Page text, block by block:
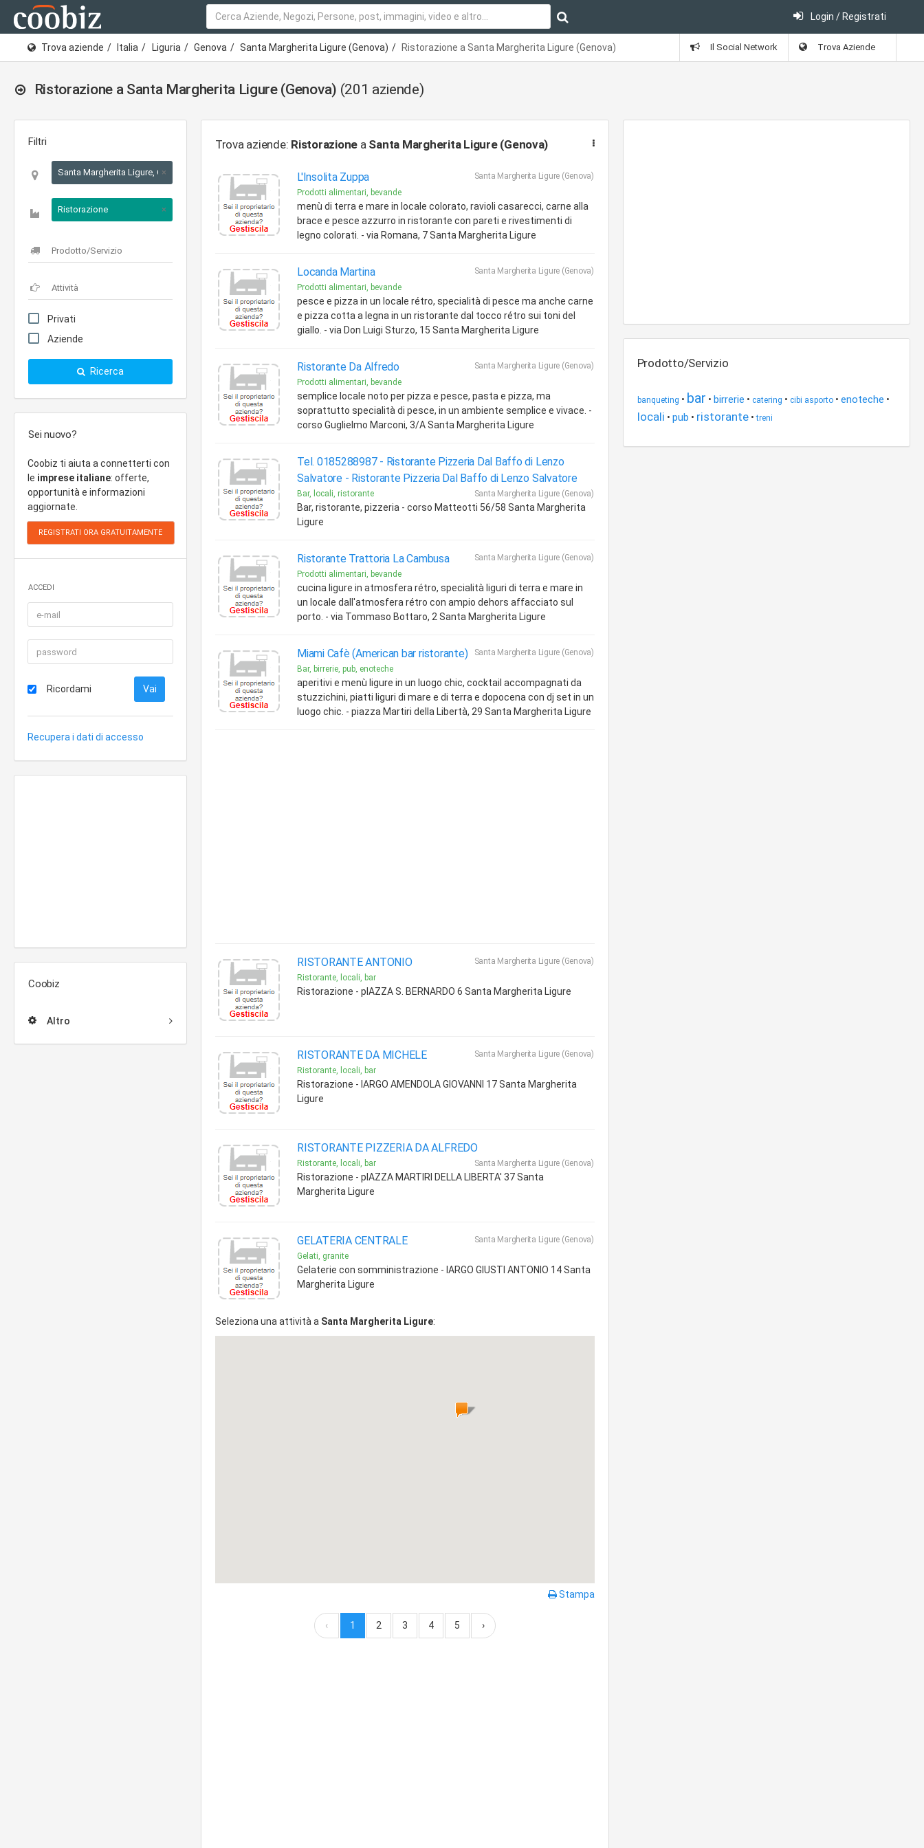
Login / Registrati
Trova aziende Italia Liguria Genova Santa Margherita Ligure (Genova) Ristorazione a Santa Margherita Ligure (Genova) Il Social Network Trova Aziende
Ristorazione a Santa Margherita Ligure (Genova) (201 aziende)
Filtri
Santa Margherita Ligure, Genova, Liguria
×
Ristorazione ×
Privati
Aziende
Ricerca
Sei nuovo?
Coobiz ti aiuta a connetterti con
le imprese italiane: offerte,
opportunità e informazioni
aggiornate.
ACCEDI
Ricordami
Recupera i dati di accesso
Coobiz
Altro
Trova aziende: Ristorazione a Santa Margherita Ligure (Genova)
L'Insolita Zuppa
Santa Margherita Ligure (Genova)
Prodotti alimentari, bevande
menù di terra e mare in locale colorato, ravioli casarecci, carne alla
brace e pesce azzurro in ristorante con pareti e rivestimenti di
legno colorati. - via Romana, 7 Santa Margherita Ligure
Locanda Martina
Santa Margherita Ligure (Genova)
Prodotti alimentari, bevande
pesce e pizza in un locale rétro, specialità di pesce ma anche carne
e pizza cotta a legna in un ristorante dal tocco rétro sui toni del
giallo. - via Don Luigi Sturzo, 15 Santa Margherita Ligure
Ristorante Da Alfredo
Santa Margherita Ligure (Genova)
Prodotti alimentari, bevande
semplice locale noto per pizza e pesce, pasta e pizza, ma
soprattutto specialità di pesce, in un ambiente semplice e vivace. -
corso Guglielmo Marconi, 3/A Santa Margherita Ligure
Tel. 0185288987 - Ristorante Pizzeria Dal Baffo di Lenzo
Salvatore - Ristorante Pizzeria Dal Baffo di Lenzo Salvatore
Santa Margherita Ligure (Genova)
Bar, locali, ristorante
Bar, ristorante, pizzeria - corso Matteotti 56/58 Santa Margherita
Ligure
Ristorante Trattoria La Cambusa
Santa Margherita Ligure (Genova)
Prodotti alimentari, bevande
cucina ligure in atmosfera rétro, specialità liguri di terra e mare in
un locale dall'atmosfera rétro con ampio dehors affacciato sul
porto. - via Tommaso Bottaro, 2 Santa Margherita Ligure
Miami Cafè (American bar ristorante)
Santa Margherita Ligure (Genova)
Bar, birrerie, pub, enoteche
aperitivi e menù ligure in un luogo chic, cocktail accompagnati da
stuzzichini, piatti liguri di mare e di terra e dopocena con dj set in un
luogo chic. - piazza Martiri della Libertà, 29 Santa Margherita Ligure
RISTORANTE ANTONIO
Santa Margherita Ligure (Genova)
Ristorante, locali, bar
Ristorazione - pIAZZA S. BERNARDO 6 Santa Margherita Ligure
RISTORANTE DA MICHELE
Santa Margherita Ligure (Genova)
Ristorante, locali, bar
Ristorazione - lARGO AMENDOLA GIOVANNI 17 Santa Margherita
Ligure
RISTORANTE PIZZERIA DA ALFREDO
Santa Margherita Ligure (Genova)
Ristorante, locali, bar
Ristorazione - pIAZZA MARTIRI DELLA LIBERTA' 37 Santa
Margherita Ligure
GELATERIA CENTRALE
Santa Margherita Ligure (Genova)
Gelati, granite
Gelaterie con somministrazione - lARGO GIUSTI ANTONIO 14 Santa
Margherita Ligure
Seleziona una attività a Santa Margherita Ligure:
Stampa
‹ 1 2 3 4 5 ›
Prodotto/Servizio
banqueting • bar • birrerie • catering • cibi asporto • enoteche •
locali • pub • ristorante •treni